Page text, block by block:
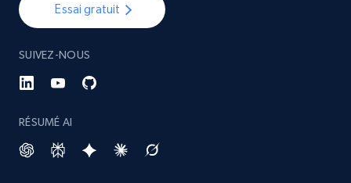
rating object, Product rating max, Rating,
Author name, Asin, and more.
Essai gratuit
SUIVEZ-NOUS
RÉSUMÉ AI